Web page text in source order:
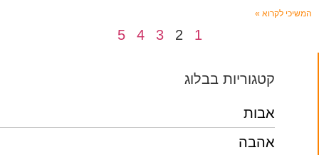
המשיכי לקרוא »
1
2
3
4
5
קטגוריות בבלוג
אבות
אהבה